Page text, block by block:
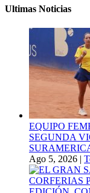
Ultimas Noticias
EQUIPO
SEGUNDA
Ago 5, 2026 |